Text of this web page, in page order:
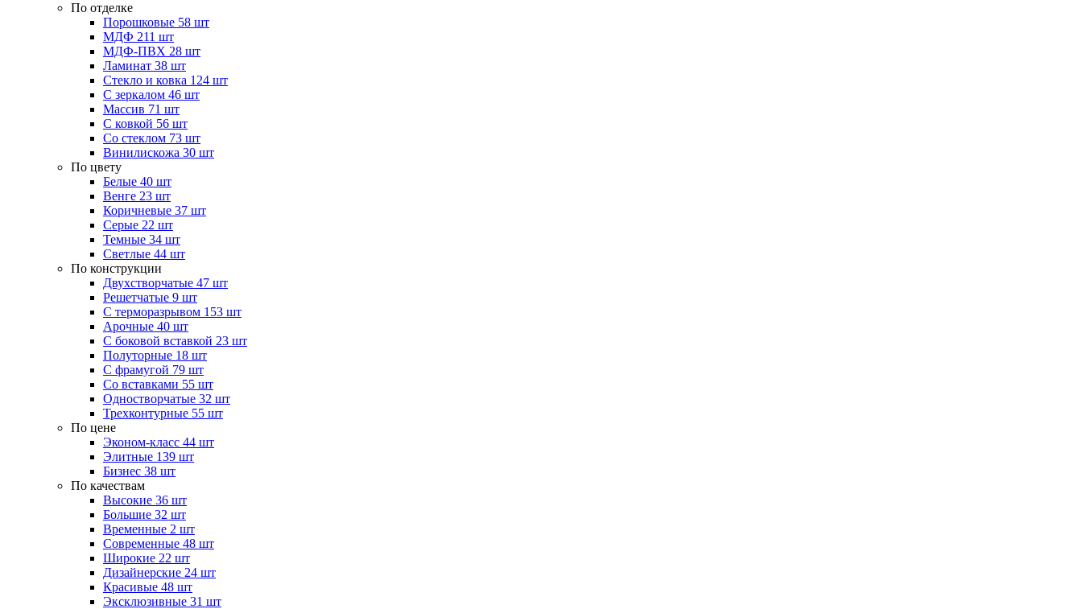
По отделке
Порошковые 58 шт
МДФ 211 шт
МДФ-ПВХ 28 шт
Ламинат 38 шт
Стекло и ковка 124 шт
С зеркалом 46 шт
Массив 71 шт
С ковкой 56 шт
Со стеклом 73 шт
Винилискожа 30 шт
По цвету
Белые 40 шт
Венге 23 шт
Коричневые 37 шт
Серые 22 шт
Темные 34 шт
Светлые 44 шт
По конструкции
Двухстворчатые 47 шт
Решетчатые 9 шт
С терморазрывом 153 шт
Арочные 40 шт
С боковой вставкой 23 шт
Полуторные 18 шт
С фрамугой 79 шт
Cо вставками 55 шт
Одностворчатые 32 шт
Трехконтурные 55 шт
По цене
Эконом-класс 44 шт
Элитные 139 шт
Бизнес 38 шт
По качествам
Высокие 36 шт
Большие 32 шт
Временные 2 шт
Современные 48 шт
Широкие 22 шт
Дизайнерские 24 шт
Красивые 48 шт
Эксклюзивные 31 шт